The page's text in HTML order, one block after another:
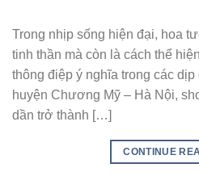
Trong nhịp sống hiện đại, hoa
tinh thần mà còn là cách thể
thông điệp ý nghĩa trong các
huyện Chương Mỹ – Hà Nội,
dần trở thành […]
CONTINUE